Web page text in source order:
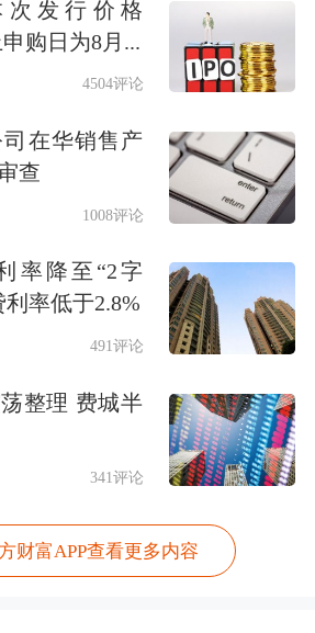
亿元，在新能源科技、
发展、人机交互、智能
、低轨卫星等前沿科技
天地一体化的全球科技
化创新成果正从投入期
，成为全球唯一完成全
的车企。
比增长31%；新能源汽车
，同比增长83%，新能源
汽车（00175.HK）一季
万辆，同比增长48%；
发行价格
购日为8月...
4504评论
在华销售产
查
1008评论
率降至“2字
率低于2.8%
491评论
整理 费城半
341评论
财富APP查看更多内容